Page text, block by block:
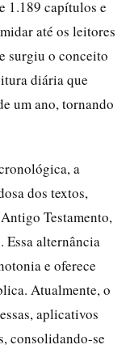
1.189 capítulos e
até os leitores
surgiu o conceito
diária que
um ano, tornando
a
dos textos,
Testamento,
Essa alternância
e oferece
Atualmente, o
aplicativos
consolidando-se